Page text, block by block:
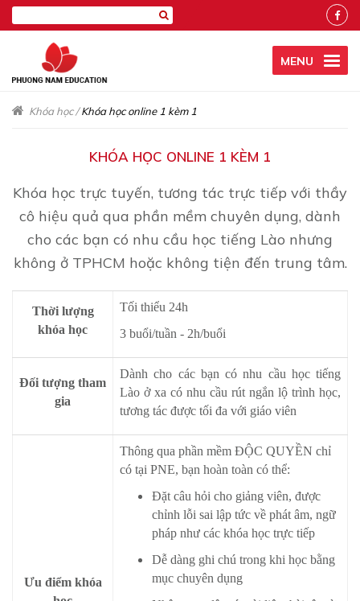
MENU
Khóa học/Khóa học online 1 kèm 1
KHÓA HỌC ONLINE 1 KÈM 1
Khóa học trực tuyến, tương tác trực tiếp với thầy
cô hiệu quả qua phần mềm chuyên dụng, dành
cho các bạn có nhu cầu học tiếng Lào nhưng
không ở TPHCM hoặc không tiện đến trung tâm.
Thời lượng
khóa học
Tối thiểu 24h
3 buổi/tuần - 2h/buổi
Đối tượng tham
gia
Dành cho các bạn có nhu cầu học tiếng
Lào ở xa có nhu cầu rút ngắn lộ trình học,
tương tác được tối đa với giáo viên
Ưu điểm khóa
Thông qua phần mềm ĐỘC QUYỀN chỉ
có tại PNE, bạn hoàn toàn có thể:
Đặt câu hỏi cho giảng viên, được
chỉnh lỗi sai lập tức về phát âm, ngữ
pháp như các khóa học trực tiếp
Dễ dàng ghi chú trong khi học bằng
mục chuyên dụng